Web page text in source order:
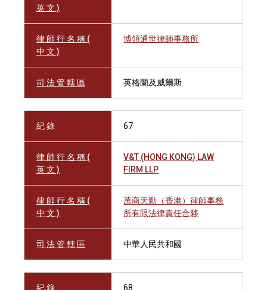
英 文 )
律 師 行 名 稱 (
中 文 )
博領通世律師事務所
司 法 管 轄 區 英格蘭及威爾斯
紀 錄 67
律 師 行 名 稱 (
英 文 )
V&T (HONG KONG) LAW
FIRM LLP
律 師 行 名 稱 (
中 文 )
萬商天勤（香港）律師事務
所有限法律責任合夥
司 法 管 轄 區 中華人民共和國
紀 錄 68